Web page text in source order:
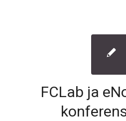
FCLab ja